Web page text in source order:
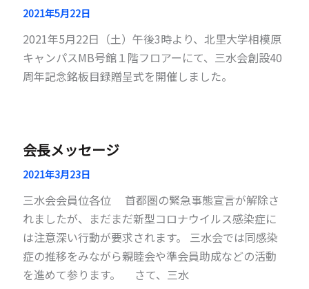
2021年5月22日
2021年5月22日（土）午後3時より、北里大学相模原
キャンパスMB号館１階フロアーにて、三水会創設40
周年記念銘板目録贈呈式を開催しました。
会長メッセージ
2021年3月23日
三水会会員位各位 首都圏の緊急事態宣言が解除さ
れましたが、まだまだ新型コロナウイルス感染症に
は注意深い行動が要求されます。 三水会では同感染
症の推移をみながら親睦会や準会員助成などの活動
を進めて参ります。 さて、三水